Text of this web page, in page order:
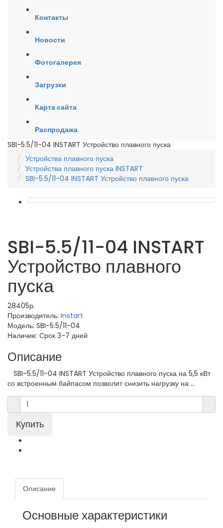
Контакты
Новости
Фотогалерея
Загрузки
Карта сайта
Распродажа
SBI-5.5/11-04 INSTART Устройство плавного пуска
Устройства плавного пуска
Устройства плавного пуска INSTART
SBI-5.5/11-04 INSTART Устройство плавного пуска
SBI-5.5/11-04 INSTART
Устройство плавного
пуска
28405р.
Производитель: Instart
Модель: SBI-5.5/11-04
Наличие: Срок 3-7 дней
Описание
SBI-5.5/11-04 INSTART Устройство плавного пуска на 5,5 кВт
со встроенным байпасом позволит снизить нагрузку на ...
Описание
Основные характеристики